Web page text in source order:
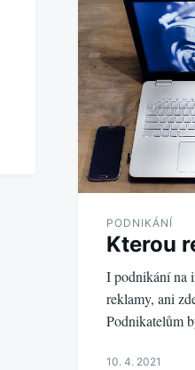
PODNIKÁNÍ
Kterou
I podnikání na
reklamy, ani
Podnikatelům
10. 4. 2021